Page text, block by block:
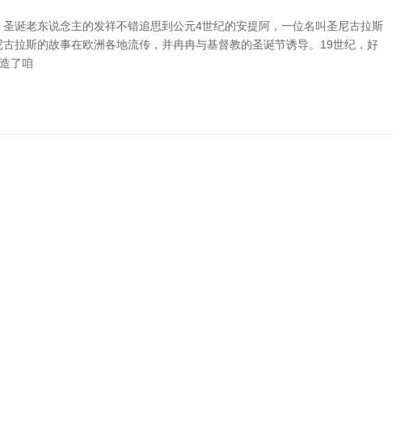
诞老东说念主的发祥不错追思到公元4世纪的安提阿，一位名叫圣尼古拉斯
拉斯的故事在欧洲各地流传，并冉冉与基督教的圣诞节诱导。19世纪，好
了咱